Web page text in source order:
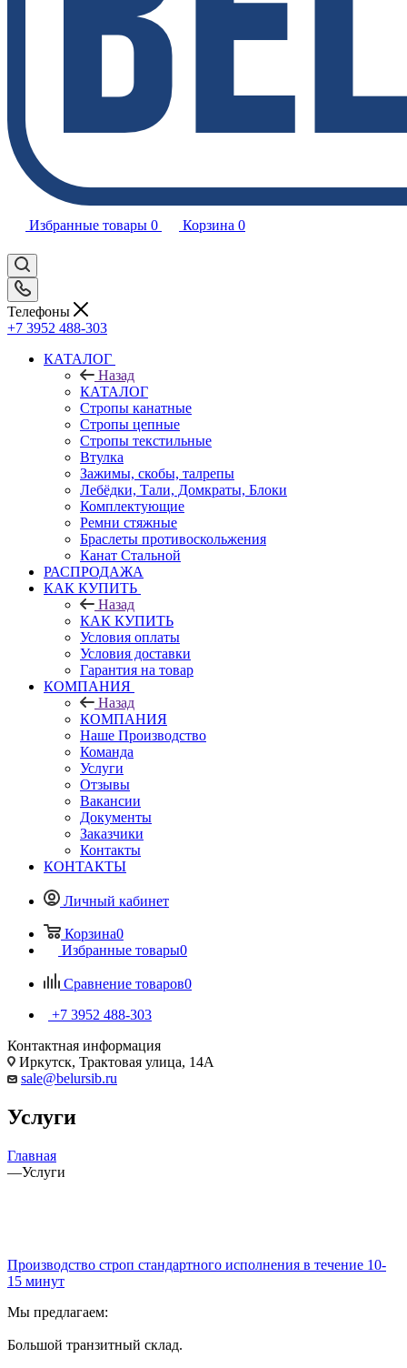
Избранные товары 0 Корзина 0
Телефоны
+7 3952 488-303
КАТАЛОГ
Назад
КАТАЛОГ
Стропы канатные
Стропы цепные
Стропы текстильные
Втулка
Зажимы, скобы, талрепы
Лебёдки, Тали, Домкраты, Блоки
Комплектующие
Ремни стяжные
Браслеты противоскольжения
Канат Стальной
РАСПРОДАЖА
КАК КУПИТЬ
Назад
КАК КУПИТЬ
Условия оплаты
Условия доставки
Гарантия на товар
КОМПАНИЯ
Назад
КОМПАНИЯ
Наше Производство
Команда
Услуги
Отзывы
Вакансии
Документы
Заказчики
Контакты
КОНТАКТЫ
Личный кабинет
Корзина0
Избранные товары0
Сравнение товаров0
+7 3952 488-303
Контактная информация
Иркутск, Трактовая улица, 14А
sale@belursib.ru
Услуги
Главная
—Услуги
Производство строп стандартного исполнения в течение 10-
15 минут
Мы предлагаем:
Большой транзитный склад.